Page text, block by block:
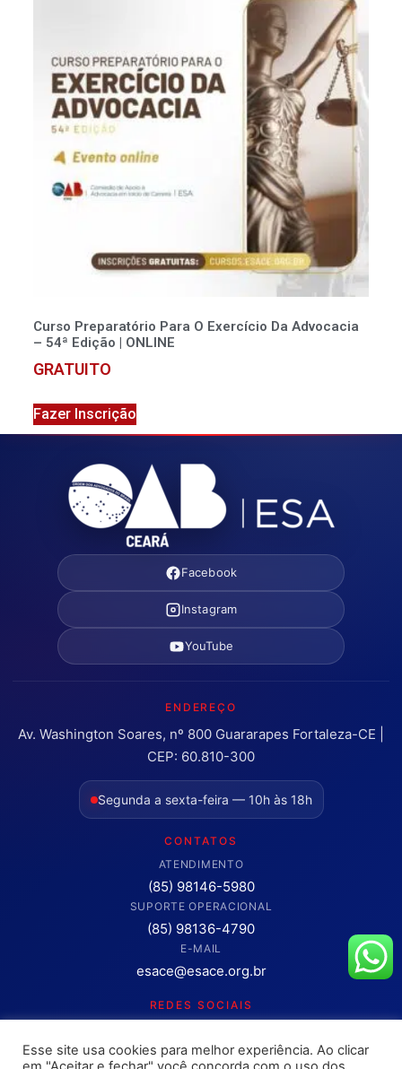
Curso Preparatório Para O Exercício Da Advocacia
– 54ª Edição | ONLINE
GRATUITO
Fazer Inscrição
Facebook
Instagram
YouTube
ENDEREÇO
Av. Washington Soares, nº 800 Guararapes Fortaleza-CE |
CEP: 60.810-300
Segunda a sexta-feira — 10h às 18h
CONTATOS
ATENDIMENTO
(85) 98146-5980
SUPORTE OPERACIONAL
(85) 98136-4790
E-MAIL
esace@esace.org.br
REDES SOCIAIS
Clique para abrir os canais oficiais.
Esse site usa cookies para melhor experiência. Ao clicar